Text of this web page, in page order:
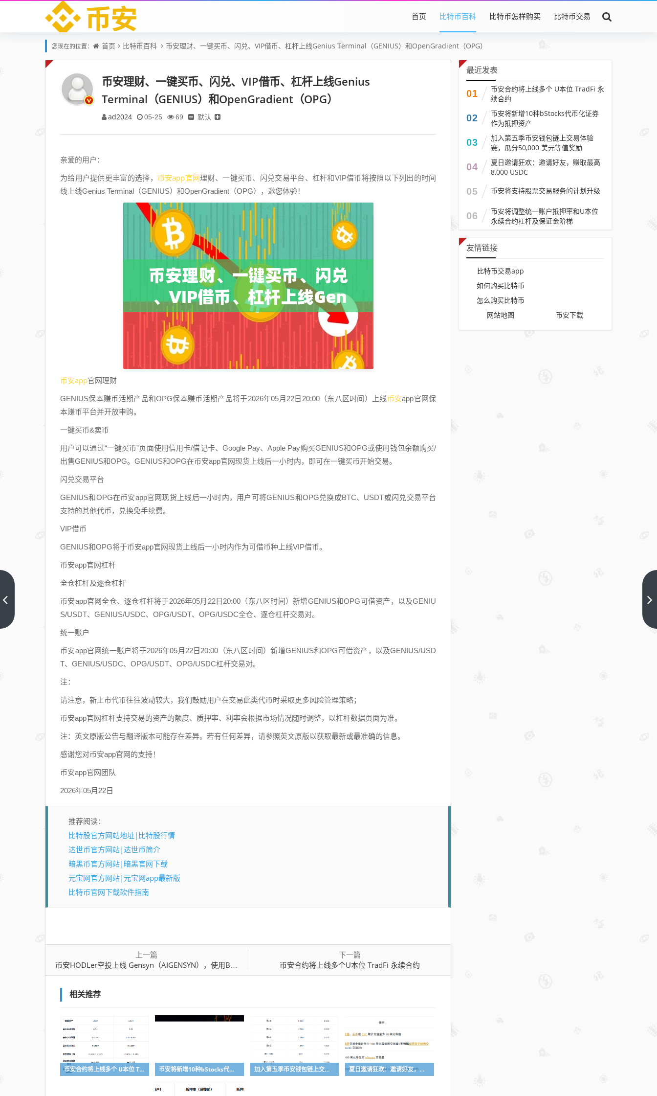
首页 比特币百科 比特币怎样购买 比特币交易
您现在的位置： 首页 比特币百科 币安理财、一键买币、闪兑、VIP借币、杠杆上线Genius Terminal（GENIUS）和OpenGradient（OPG）
币安理财、一键买币、闪兑、VIP借币、杠杆上线Genius
Terminal（GENIUS）和OpenGradient（OPG）
ad2024 05-25 69 默认
亲爱的用户：
为给用户提供更丰富的选择， 币安app官网理财、一键买币、闪兑交易平台、杠杆和VIP借币将按照以下列出的时间
线上线Genius Terminal（GENIUS）和OpenGradient（OPG），邀您体验！
币安app官网理财
GENIUS保本赚币活期产品和OPG保本赚币活期产品将于2026年05月22日20:00（东八区时间）上线币安app官网保
本赚币平台并开放申购。
一键买币&卖币
用户可以通过“一键买币”页面使用信用卡/借记卡、Google Pay、Apple Pay购买GENIUS和OPG或使用钱包余额购买/
出售GENIUS和OPG。GENIUS和OPG在币安app官网现货上线后一小时内，即可在一键买币开始交易。
闪兑交易平台
GENIUS和OPG在币安app官网现货上线后一小时内，用户可将GENIUS和OPG兑换成BTC、USDT或闪兑交易平台
支持的其他代币，兑换免手续费。
VIP借币
GENIUS和OPG将于币安app官网现货上线后一小时内作为可借币种上线VIP借币。
币安app官网杠杆
全仓杠杆及逐仓杠杆
币安app官网全仓、逐仓杠杆将于2026年05月22日20:00（东八区时间）新增GENIUS和OPG可借资产，以及GENIU
S/USDT、GENIUS/USDC、OPG/USDT、OPG/USDC全仓、逐仓杠杆交易对。
统一账户
币安app官网统一账户将于2026年05月22日20:00（东八区时间）新增GENIUS和OPG可借资产，以及GENIUS/USD
T、GENIUS/USDC、OPG/USDT、OPG/USDC杠杆交易对。
注：
请注意，新上市代币往往波动较大，我们鼓励用户在交易此类代币时采取更多风险管理策略；
币安app官网杠杆支持交易的资产的额度、质押率、利率会根据市场情况随时调整，以杠杆数据页面为准。
注：英文原版公告与翻译版本可能存在差异。若有任何差异，请参照英文原版以获取最新或最准确的信息。
感谢您对币安app官网的支持！
币安app官网团队
2026年05月22日
推荐阅读：
比特股官方网站地址|比特股行情
达世币官方网站|达世币简介
暗黑币官方网站|暗黑官网下载
元宝网官方网站|元宝网app最新版
比特币官网下载软件指南
上一篇
币安HODLer空投上线 Gensyn（AIGENSYN），使用BNB申购保本赚币产品，以获得AIGENSYN回溯空投
下一篇
币安合约将上线多个U本位 TradFi 永续合约
币安HODLer空投上线
Gensyn（AIGENSYN），
使用BNB申购保本赚币产
品，以获得AIGENSYN回
上一篇
相关推荐
币安合约将上线多个 U本位 TradFi 永续合约 币安将新增10种bStocks代币化证券作为抵押资产 加入第五季币安钱包链上交易体验赛，瓜分50,000 美元等值奖励 夏日邀请狂欢：邀请好友，赚取最高 8,000 USDC
最近发表
01
币安合约将上线多个 U本位 TradFi 永
续合约
02
币安将新增10种bStocks代币化证券
作为抵押资产
03
加入第五季币安钱包链上交易体验
赛，瓜分50,000 美元等值奖励
04
夏日邀请狂欢：邀请好友，赚取最高
8,000 USDC
05 币安将支持股票交易服务的计划升级
06
币安将调整统一账户抵押率和U本位
永续合约杠杆及保证金阶梯
友情链接
比特币交易app
如何购买比特币
怎么购买比特币
网站地图
币安下载